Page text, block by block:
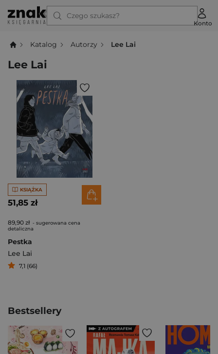
Czego szukasz?
Konto
Katalog Autorzy Lee Lai
Lee Lai
KSIĄŻKA
51,85 zł
89,90 zł - sugerowana cena
detaliczna
Pestka
Lee Lai
7,1 (66)
Bestsellery